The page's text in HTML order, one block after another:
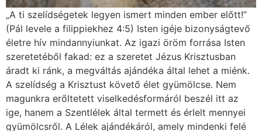
„A ti szelídségetek legyen ismert minden ember előtt!”
(Pál levele a filippiekhez 4:5) Isten igéje bizonyságtevő
életre hív mindannyiunkat. Az igazi öröm forrása Isten
szeretetéből fakad: ez a szeretet Jézus Krisztusban
áradt ki ránk, a megváltás ajándéka által lehet a miénk.
A szelídség a Krisztust követő élet gyümölcse. Nem
magunkra erőltetett viselkedésformáról beszél itt az
ige, hanem a Szentlélek által termett és érlelt mennyei
gyümölcsről. A Lélek ajándékáról, amely mindenki felé